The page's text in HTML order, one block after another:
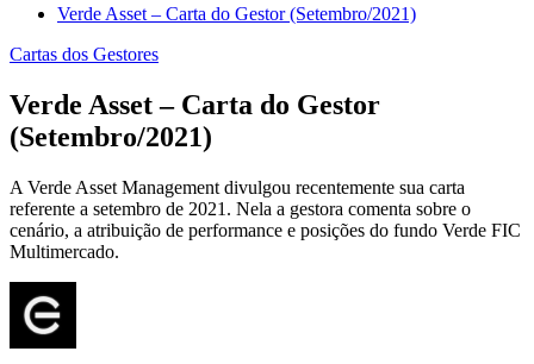
Verde Asset – Carta do Gestor (Setembro/2021)
Cartas dos Gestores
Verde Asset – Carta do Gestor
(Setembro/2021)
A Verde Asset Management divulgou recentemente sua carta
referente a setembro de 2021. Nela a gestora comenta sobre o
cenário, a atribuição de performance e posições do fundo Verde FIC
Multimercado.